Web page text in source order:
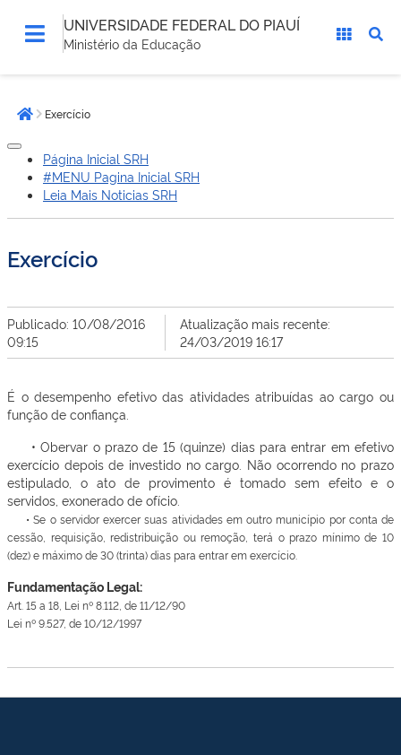
UNIVERSIDADE FEDERAL DO PIAUÍ
Ministério da Educação
estáPágina inicial
Exercício
Página Inicial SRH
#MENU Pagina Inicial SRH
Leia Mais Noticias SRH
Exercício
Publicado: 10/08/2016
09:15
Atualização mais recente:
24/03/2019 16:17
É o desempenho efetivo das atividades atribuídas ao cargo ou
função de confiança.
• Obervar o prazo de 15 (quinze) dias para entrar em efetivo
exercício depois de investido no cargo. Não ocorrendo no prazo
estipulado, o ato de provimento é tomado sem efeito e o
servidos, exonerado de ofício.
• Se o servidor exercer suas atividades em outro município por conta de
cessão, requisição, redistribuição ou remoção, terá o prazo mínimo de 10
(dez) e máximo de 30 (trinta) dias para entrar em exercício.
Fundamentação Legal:
Art. 15 a 18, Lei nº 8.112, de 11/12/90
Lei nº 9.527, de 10/12/1997